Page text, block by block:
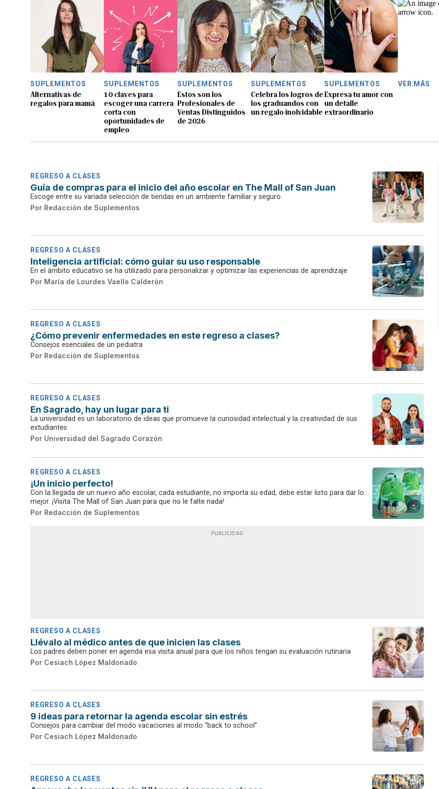
SUPLEMENTOS
Alternativas de
regalos para mamá
SUPLEMENTOS
10 claves para
escoger una carrera
corta con
oportunidades de
empleo
SUPLEMENTOS
Estos son los
Profesionales de
Ventas Distinguidos
de 2026
SUPLEMENTOS
Celebra los logros de
los graduandos con
un regalo inolvidable
SUPLEMENTOS
Expresa tu amor con
un detalle
extraordinario
VER MÁS
REGRESO A CLASES
Guía de compras para el inicio del año escolar en The Mall of San Juan
Escoge entre su variada selección de tiendas en un ambiente familiar y seguro
Por Redacción de Suplementos
REGRESO A CLASES
Inteligencia artificial: cómo guiar su uso responsable
En el ámbito educativo se ha utilizado para personalizar y optimizar las experiencias de aprendizaje
Por María de Lourdes Vaello Calderón
REGRESO A CLASES
¿Cómo prevenir enfermedades en este regreso a clases?
Consejos esenciales de un pediatra
Por Redacción de Suplementos
REGRESO A CLASES
En Sagrado, hay un lugar para ti
La universidad es un laboratorio de ideas que promueve la curiosidad intelectual y la creatividad de sus
estudiantes
Por Universidad del Sagrado Corazón
REGRESO A CLASES
¡Un inicio perfecto!
Con la llegada de un nuevo año escolar, cada estudiante, no importa su edad, debe estar listo para dar lo
mejor. ¡Visita The Mall of San Juan para que no le falte nada!
Por Redacción de Suplementos
PUBLICIDAD
REGRESO A CLASES
Llévalo al médico antes de que inicien las clases
Los padres deben poner en agenda esa visita anual para que los niños tengan su evaluación rutinaria
Por Cesiach López Maldonado
REGRESO A CLASES
9 ideas para retornar la agenda escolar sin estrés
Consejos para cambiar del modo vacaciones al modo “back to school”
Por Cesiach López Maldonado
REGRESO A CLASES